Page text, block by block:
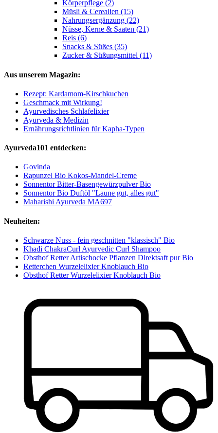
Körperpflege (2)
Müsli & Cerealien (15)
Nahrungsergänzung (22)
Nüsse, Kerne & Saaten (21)
Reis (6)
Snacks & Süßes (35)
Zucker & Süßungsmittel (11)
Aus unserem Magazin:
Rezept: Kardamom-Kirschkuchen
Geschmack mit Wirkung!
Ayurvedisches Schlafelixier
Ayurveda & Medizin
Ernährungsrichtlinien für Kapha-Typen
Ayurveda101 entdecken:
Govinda
Rapunzel Bio Kokos-Mandel-Creme
Sonnentor Bitter-Basengewürzpulver Bio
Sonnentor Bio Duftöl "Laune gut, alles gut"
Maharishi Ayurveda MA697
Neuheiten:
Schwarze Nuss - fein geschnitten "klassisch" Bio
Khadi ChakraCurl Ayurvedic Curl Shampoo
Obsthof Retter Artischocke Pflanzen Direktsaft pur Bio
Retterchen Wurzelelixier Knoblauch Bio
Obsthof Retter Wurzelelixier Knoblauch Bio